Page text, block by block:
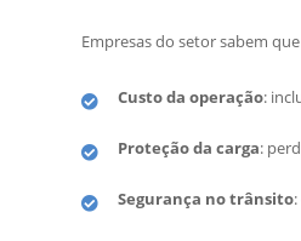
Empresas do setor sabem
Custo da operação:
Proteção da carga:
Segurança no trânsito